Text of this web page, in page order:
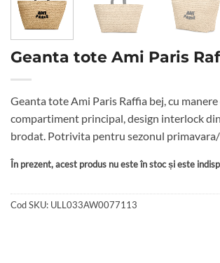
Geanta tote Ami Paris
Geanta tote Ami Paris Raffia bej, cu manere
compartiment principal, design interlock
brodat. Potrivita pentru sezonul primavara/
În prezent, acest produs nu este în stoc și este
Cod SKU: ULL033AW0077113